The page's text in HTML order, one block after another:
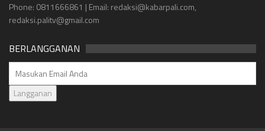
Phone: 0811666861 | Email: redaksi@kabarpali.com,
redaksi.palitv@gmail.com
BERLANGGANAN
Langganan